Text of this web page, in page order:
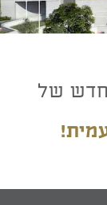
החדש של